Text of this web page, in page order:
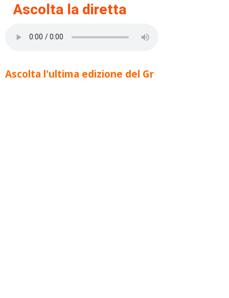
Ascolta la diretta
Ascolta l'ultima edizione del Gr